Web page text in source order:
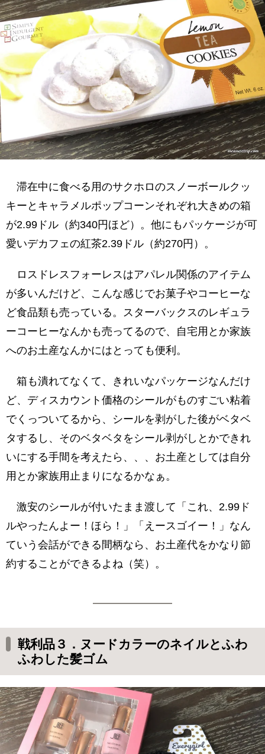
滞在中に食べる用のサクホロのスノーボールクッ
キーとキャラメルポップコーンそれぞれ大きめの箱
が2.99ドル（約340円ほど）。他にもパッケージが可
愛いデカフェの紅茶2.39ドル（約270円）。
ロスドレスフォーレスはアパレル関係のアイテム
が多いんだけど、こんな感じでお菓子やコーヒーな
ど食品類も売っている。スターバックスのレギュラ
ーコーヒーなんかも売ってるので、自宅用とか家族
へのお土産なんかにはとっても便利。
箱も潰れてなくて、きれいなパッケージなんだけ
ど、ディスカウント価格のシールがものすごい粘着
でくっついてるから、シールを剥がした後がベタベ
タするし、そのベタベタをシール剥がしとかできれ
いにする手間を考えたら、、、お土産としては自分
用とか家族用止まりになるかなぁ。
激安のシールが付いたまま渡して「これ、2.99ド
ルやったんよー！ほら！」「えースゴイー！」なん
ていう会話ができる間柄なら、お土産代をかなり節
約することができるよね（笑）。
戦利品３．ヌードカラーのネイルとふわ
ふわした髪ゴム